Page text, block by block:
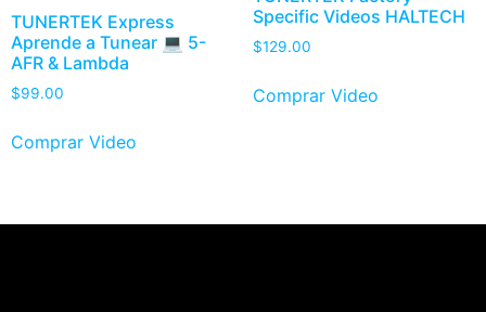
TUNERTEK Express
Aprende a Tunear 💻 5-
AFR & Lambda
$99.00
Comprar Video
Specific Videos HALTECH
$129.00
Comprar Video